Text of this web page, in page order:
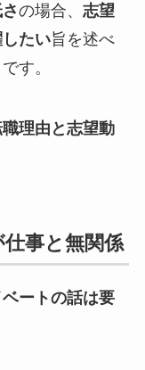
の場合、 志望
たい旨を述べ
す。
理由と志望動
事と無関係
ートの話は要